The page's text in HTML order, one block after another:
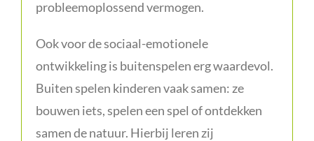
probleemoplossend vermogen.
Ook voor de sociaal-emotionele
ontwikkeling is buitenspelen erg waardevol.
Buiten spelen kinderen vaak samen: ze
bouwen iets, spelen een spel of ontdekken
samen de natuur. Hierbij leren zij